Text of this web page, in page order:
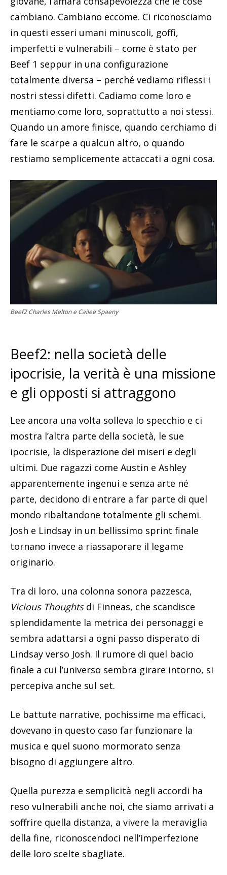
cambiano. Cambiano eccome. Ci riconosciamo
in questi esseri umani minuscoli, goffi,
imperfetti e vulnerabili – come è stato per
Beef 1 seppur in una configurazione
totalmente diversa – perché vediamo riflessi i
nostri stessi difetti. Cadiamo come loro e
mentiamo come loro, soprattutto a noi stessi.
Quando un amore finisce, quando cerchiamo di
fare le scarpe a qualcun altro, o quando
restiamo semplicemente attaccati a ogni cosa.
Beef2 Charles Melton e Cailee Spaeny
Beef2: nella società delle
ipocrisie, la verità è una missione
e gli opposti si attraggono
Lee ancora una volta solleva lo specchio e ci
mostra l’altra parte della società, le sue
ipocrisie, la disperazione dei miseri e degli
ultimi. Due ragazzi come Austin e Ashley
apparentemente ingenui e senza arte né
parte, decidono di entrare a far parte di quel
mondo ribaltandone totalmente gli schemi.
Josh e Lindsay in un bellissimo sprint finale
tornano invece a riassaporare il legame
originario.
Tra di loro, una colonna sonora pazzesca,
Vicious Thoughts di Finneas, che scandisce
splendidamente la metrica dei personaggi e
sembra adattarsi a ogni passo disperato di
Lindsay verso Josh. Il rumore di quel bacio
finale a cui l’universo sembra girare intorno, si
percepiva anche sul set.
Le battute narrative, pochissime ma efficaci,
dovevano in questo caso far funzionare la
musica e quel suono mormorato senza
bisogno di aggiungere altro.
Quella purezza e semplicità negli accordi ha
reso vulnerabili anche noi, che siamo arrivati a
soffrire quella distanza, a vivere la meraviglia
della fine, riconoscendoci nell’imperfezione
delle loro scelte sbagliate.